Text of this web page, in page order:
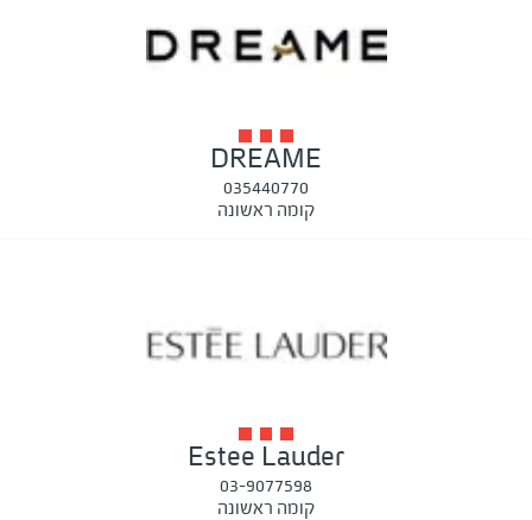
DREAME
035440770
קומה ראשונה
Estee Lauder
03-9077598
קומה ראשונה